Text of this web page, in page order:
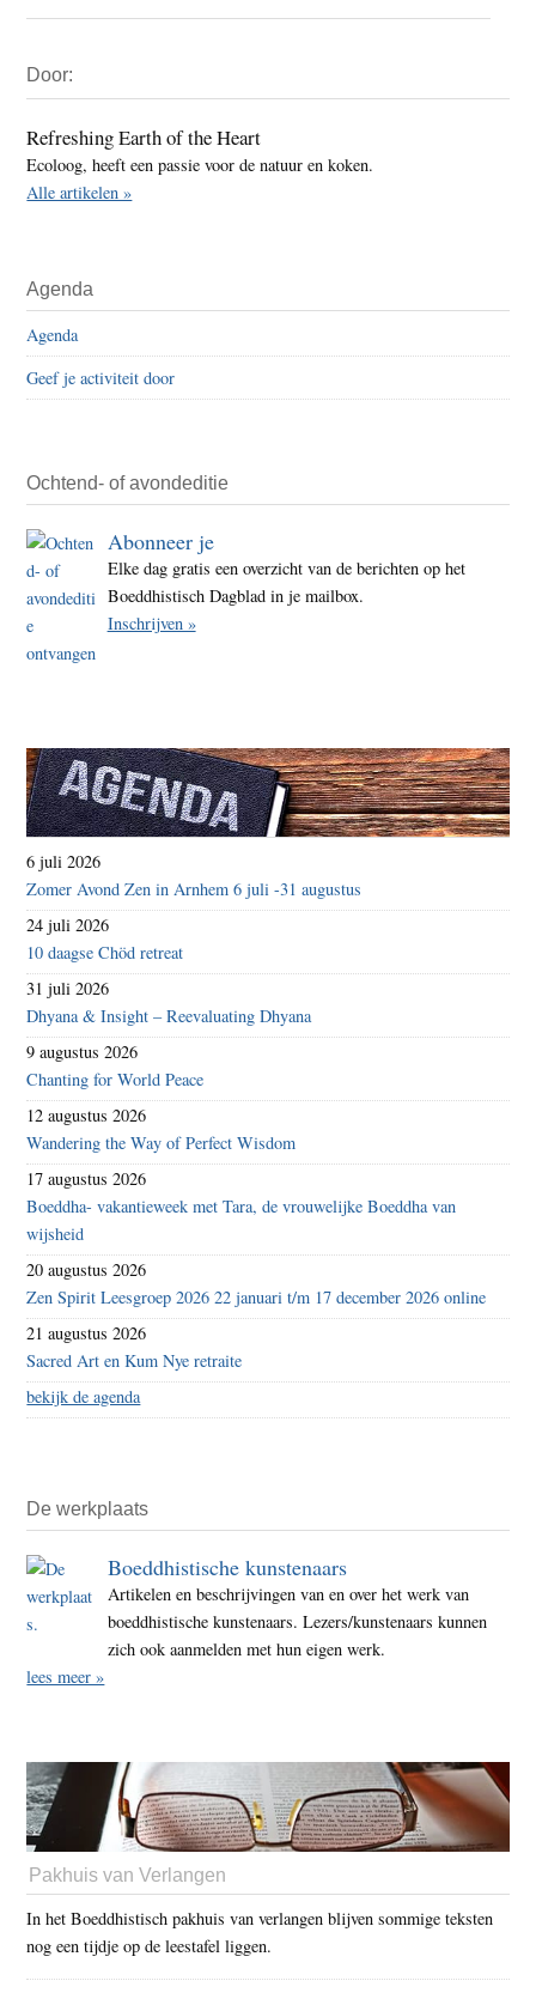
Sidebar
Door:
Refreshing Earth of the Heart
Ecoloog, heeft een passie voor de natuur en koken.
Alle artikelen »
Agenda
Agenda
Geef je activiteit door
Ochtend- of avondeditie
Abonneer je
Elke dag gratis een overzicht van de berichten op het
Boeddhistisch Dagblad in je mailbox.
Inschrijven »
6 juli 2026
Zomer Avond Zen in Arnhem 6 juli -31 augustus
24 juli 2026
10 daagse Chöd retreat
31 juli 2026
Dhyana & Insight – Reevaluating Dhyana
9 augustus 2026
Chanting for World Peace
12 augustus 2026
Wandering the Way of Perfect Wisdom
17 augustus 2026
Boeddha- vakantieweek met Tara, de vrouwelijke Boeddha van
wijsheid
20 augustus 2026
Zen Spirit Leesgroep 2026 22 januari t/m 17 december 2026 online
21 augustus 2026
Sacred Art en Kum Nye retraite
bekijk de agenda
De werkplaats
Boeddhistische kunstenaars
Artikelen en beschrijvingen van en over het werk van
boeddhistische kunstenaars. Lezers/kunstenaars kunnen
zich ook aanmelden met hun eigen werk.
lees meer »
Pakhuis van Verlangen
In het Boeddhistisch pakhuis van verlangen blijven sommige teksten
nog een tijdje op de leestafel liggen.